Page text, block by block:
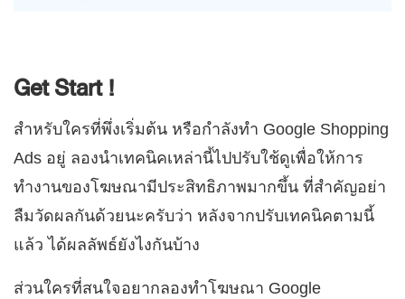
Get Start !
สำหรับใครที่พึ่งเริ่มต้น หรือกำลังทำ Google Shopping
Ads อยู่ ลองนำเทคนิคเหล่านี้ไปปรับใช้ดูเพื่อให้การ
ทำงานของโฆษณามีประสิทธิภาพมากขึ้น ที่สำคัญอย่า
ลืมวัดผลกันด้วยนะครับว่า หลังจากปรับเทคนิคตามนี้
แล้ว ได้ผลลัพธ์ยังไงกันบ้าง
ส่วนใครที่สนใจอยากลองทำโฆษณา Google